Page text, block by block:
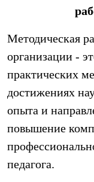
Методическая
организации -
практических
достижениях
опыта и
повышение
педагога.